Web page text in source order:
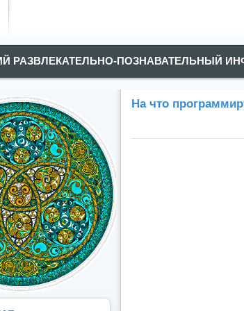
РАЗВЛЕКАТЕЛЬНО-ПОЗНАВАТЕЛЬНЫЙ
На что